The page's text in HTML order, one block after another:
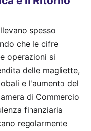
spesso
che le cifre
operazioni si
delle magliette,
e l'aumento del
di Commercio
finanziaria
regolarmente